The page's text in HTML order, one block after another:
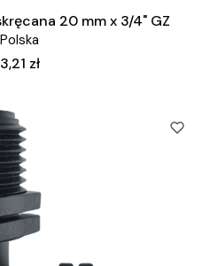
20 mm x 3/4" GZ
Polska
Cena
3,21 zł